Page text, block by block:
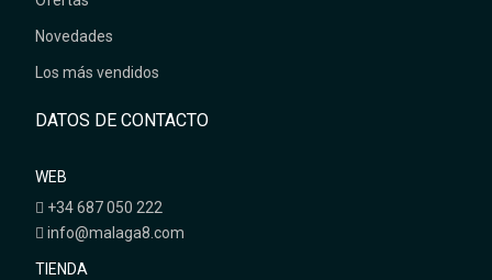
Novedades
Los más vendidos
DATOS DE CONTACTO
WEB
+34 687 050 222
info@malaga8.com
TIENDA